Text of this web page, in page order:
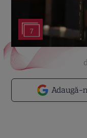
7
Adaugă-